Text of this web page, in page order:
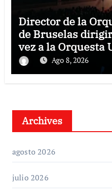
Director de la
de Bruselas
vez a la Orquesta
Ago 8, 2026
Archives
agosto 2026
julio 2026